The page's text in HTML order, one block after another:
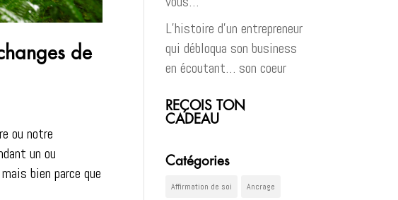
de
ou notre
un ou
bien parce que
L’histoire d’un entrepreneur
qui débloqua son business
en écoutant… son coeur
REÇOIS TON
CADEAU
Catégories
Affirmation de soi Ancrage